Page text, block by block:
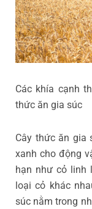
Các khía cạnh
thức ăn gia súc
Cây thức ăn gia
xanh cho động
hạn như cỏ linh
loại cỏ khác
súc nằm trong